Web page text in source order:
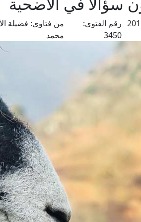
2011 رقم الفتوى:
3450
من فتاوى: فضيلة
محمد